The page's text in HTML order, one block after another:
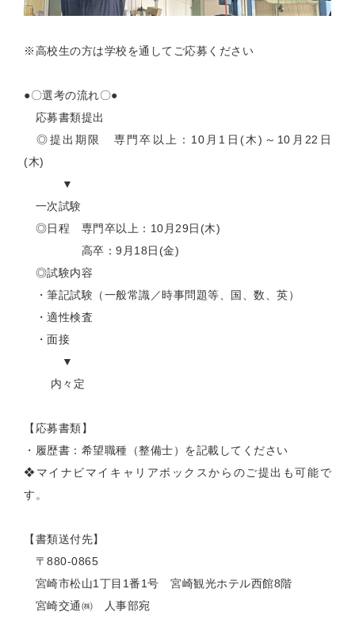
※高校生の方は学校を通してご応募ください
●〇選考の流れ〇●
応募書類提出
◎提出期限 専門卒以上：10月1日(木)～10月22日
(木)
▼
一次試験
◎日程 専門卒以上：10月29日(木)
高卒：9月18日(金)
◎試験内容
・筆記試験（一般常識／時事問題等、国、数、英）
・適性検査
・面接
▼
内々定
【応募書類】
・履歴書：希望職種（整備士）を記載してください
❖マイナビマイキャリアボックスからのご提出も可能で
す。
【書類送付先】
〒880-0865
宮崎市松山1丁目1番1号 宮崎観光ホテル西館8階
宮崎交通㈱ 人事部宛